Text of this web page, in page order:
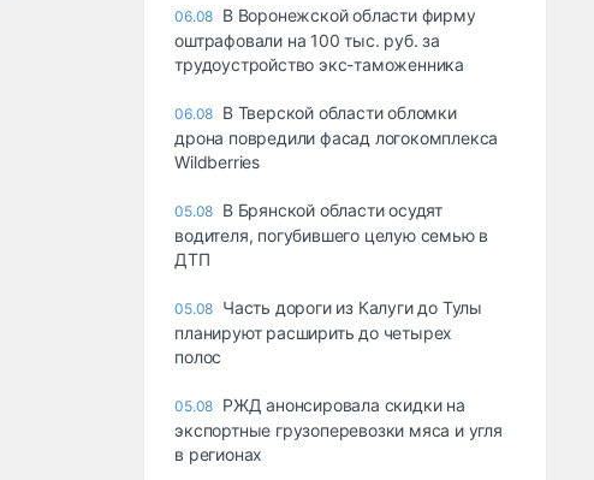
06.08 В Воронежской области фирму
оштрафовали на 100 тыс. руб. за
трудоустройство экс-таможенника
06.08 В Тверской области обломки
дрона повредили фасад логокомплекса
Wildberries
05.08 В Брянской области осудят
водителя, погубившего целую семью в
ДТП
05.08 Часть дороги из Калуги до Тулы
планируют расширить до четырех
полос
05.08 РЖД анонсировала скидки на
экспортные грузоперевозки мяса и угля
в регионах